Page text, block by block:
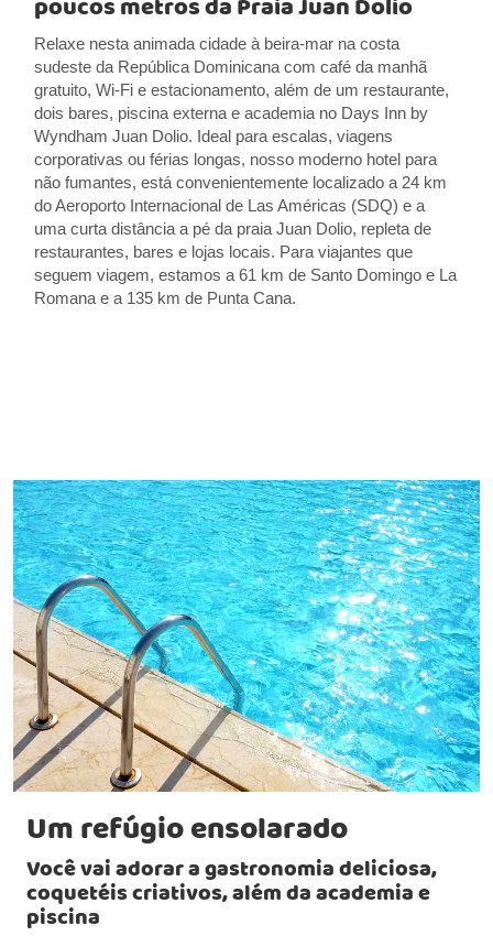
poucos metros da Praia Juan Dolio
Relaxe nesta animada cidade à beira-mar na costa
sudeste da República Dominicana com café da manhã
gratuito, Wi-Fi e estacionamento, além de um restaurante,
dois bares, piscina externa e academia no Days Inn by
Wyndham Juan Dolio. Ideal para escalas, viagens
corporativas ou férias longas, nosso moderno hotel para
não fumantes, está convenientemente localizado a 24 km
do Aeroporto Internacional de Las Américas (SDQ) e a
uma curta distância a pé da praia Juan Dolio, repleta de
restaurantes, bares e lojas locais. Para viajantes que
seguem viagem, estamos a 61 km de Santo Domingo e La
Romana e a 135 km de Punta Cana.
Um refúgio ensolarado
Você vai adorar a gastronomia deliciosa,
coquetéis criativos, além da academia e
piscina